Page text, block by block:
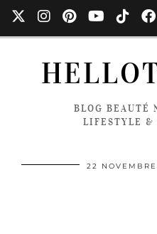
BLOG BEAUTÉ
LIFESTYLE &
22